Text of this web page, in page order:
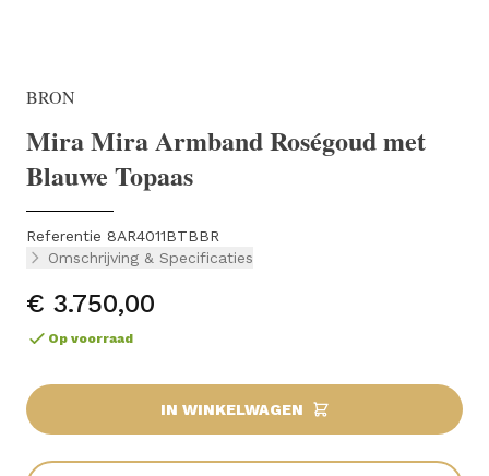
BRON
Mira Mira Armband Roségoud met
Blauwe Topaas
Referentie 8AR4011BTBBR
Omschrijving & Specificaties
€ 3.750,00
Op voorraad
IN WINKELWAGEN